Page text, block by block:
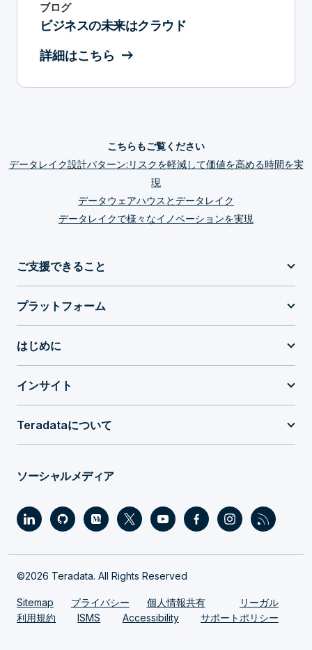
ブログ
ビジネスの未来はクラウド
詳細はこちら
こちらもご覧ください
データレイク設計パターン:リスクを軽減して価値を高める時間を実
現
データウェアハウスとデータレイク
データレイクで様々なイノベーションを実現
ご支援できること
プラットフォーム
はじめに
インサイト
Teradataについて
ソーシャルメディア
©2026 Teradata. All Rights Reserved
Sitemap プライバシー 個人情報共有
リーガル
利用規約
ISMS Accessibility サポートポリシー